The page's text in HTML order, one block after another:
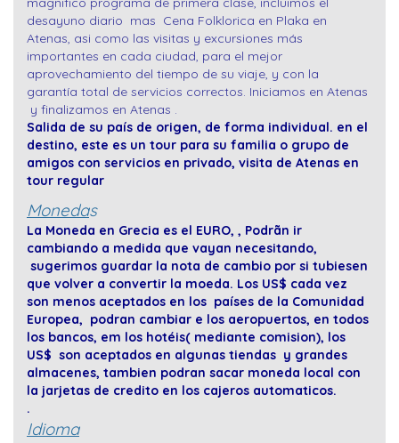
desayuno diario mas Cena Folklorica en Plaka en
Atenas, asi como las visitas y excursiones más
importantes en cada ciudad, para el mejor
aprovechamiento del tiempo de su viaje, y con la
garantía total de servicios correctos. Iniciamos en Atenas
y finalizamos en Atenas .
Salida de su país de origen, de forma individual. en el
destino, este es un tour para su familia o grupo de
amigos con servicios en privado, visita de Atenas en
tour regular
Monedas
La Moneda en Grecia es el EURO, , Podrãn ir
cambiando a medida que vayan necesitando,
sugerimos guardar la nota de cambio por si tubiesen
que volver a convertir la moeda. Los US$ cada vez
son menos aceptados en los países de la Comunidad
Europea, podran cambiar e los aeropuertos, en todos
los bancos, em los hotéis( mediante comision), los
US$ son aceptados en algunas tiendas y grandes
almacenes, tambien podran sacar moneda local con
la jarjetas de credito en los cajeros automaticos.
.
Idioma